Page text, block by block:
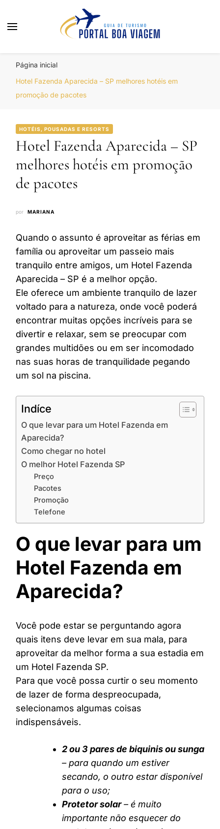
Página inicial
Hotel Fazenda Aparecida – SP melhores hotéis em
promoção de pacotes
HOTÉIS, POUSADAS E RESORTS
Hotel Fazenda Aparecida – SP
melhores hotéis em promoção
de pacotes
por MARIANA
Quando o assunto é aproveitar as férias em
família ou aproveitar um passeio mais
tranquilo entre amigos, um Hotel Fazenda
Aparecida – SP é a melhor opção.
Ele oferece um ambiente tranquilo de lazer
voltado para a natureza, onde você poderá
encontrar muitas opções incríveis para se
divertir e relaxar, sem se preocupar com
grandes multidões ou em ser incomodado
nas suas horas de tranquilidade pegando
um sol na piscina.
Indíce
O que levar para um Hotel Fazenda em
Aparecida?
Como chegar no hotel
O melhor Hotel Fazenda SP
Preço
Pacotes
Promoção
Telefone
O que levar para um
Hotel Fazenda em
Aparecida?
Você pode estar se perguntando agora
quais itens deve levar em sua mala, para
aproveitar da melhor forma a sua estadia em
um Hotel Fazenda SP.
Para que você possa curtir o seu momento
de lazer de forma despreocupada,
selecionamos algumas coisas
indispensáveis.
2 ou 3 pares de biquinis ou sunga
– para quando um estiver
secando, o outro estar disponível
para o uso;
Protetor solar– é muito
importante não esquecer do